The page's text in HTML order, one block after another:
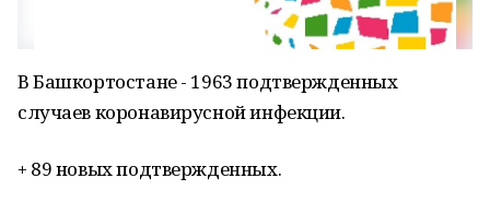
В Башкортостане - 1963 подтвержденных
случаев коронавирусной инфекции.
+ 89 новых подтвержденных.